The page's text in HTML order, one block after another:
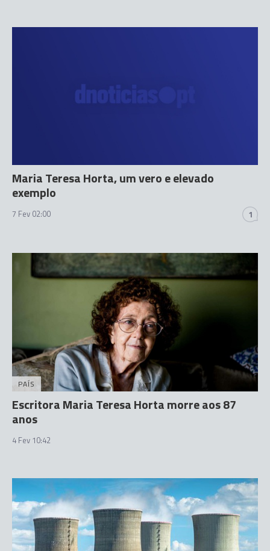
Maria Teresa Horta, um vero e elevado
exemplo
7 Fev 02:00 1
PAÍS
Escritora Maria Teresa Horta morre aos 87
anos
4 Fev 10:42